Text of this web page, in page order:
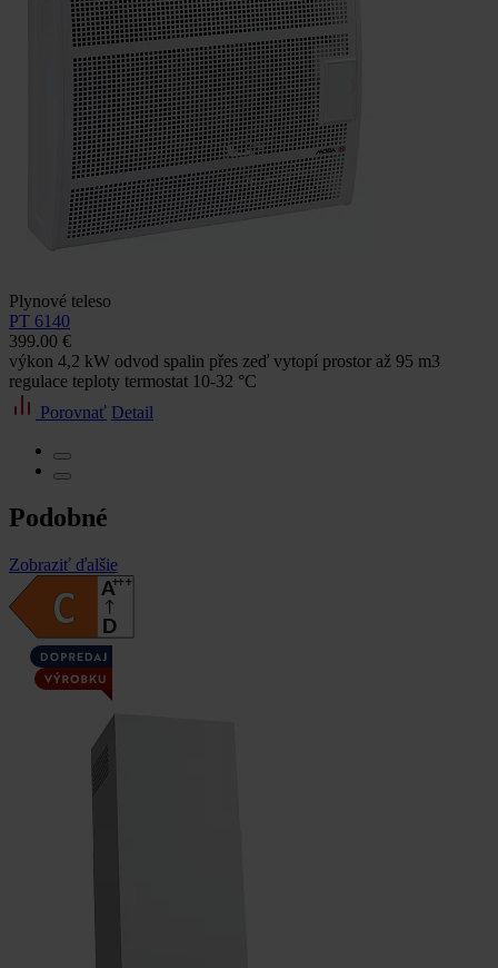
Plynové teleso
PT 6140
399.00 €
výkon 4,2 kW odvod spalin přes zeď vytopí prostor až 95 m3
regulace teploty termostat 10-32 °C
Porovnať Detail
Podobné
Zobraziť ďalšie